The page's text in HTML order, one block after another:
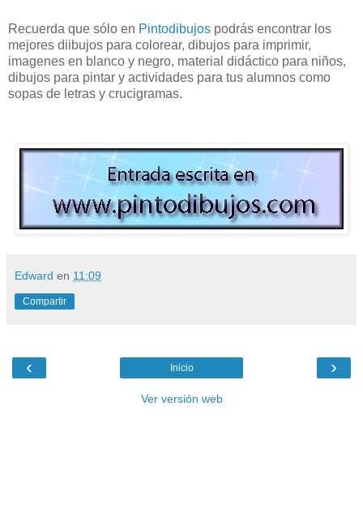
Recuerda que sólo en Pintodibujos podrás encontrar los
mejores diibujos para colorear, dibujos para imprimir,
imagenes en blanco y negro, material didáctico para niños,
dibujos para pintar y actividades para tus alumnos como
sopas de letras y crucigramas.
Edward en 11:09
Compartir
‹ ›
Inicio
Ver versión web